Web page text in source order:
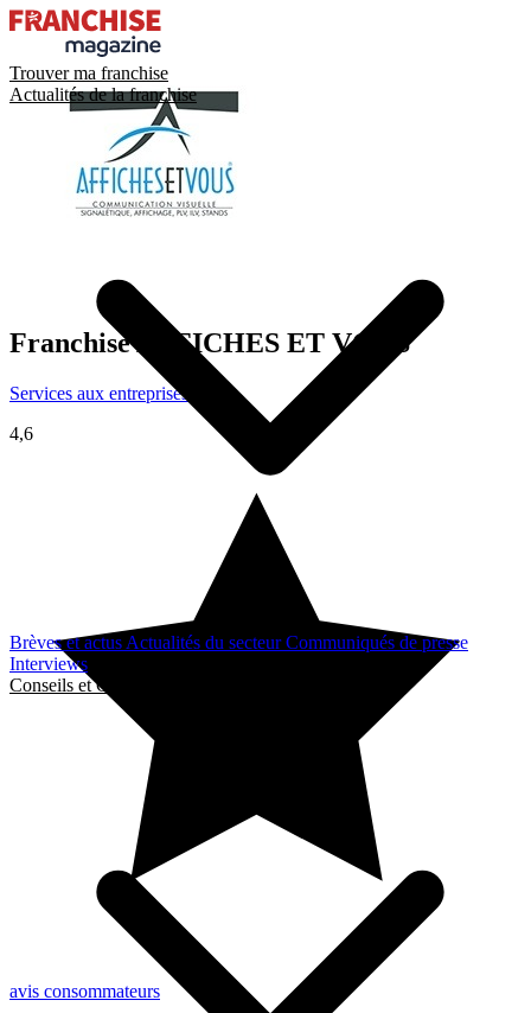
Trouver ma franchise
Actualités de la franchise
Brèves et actus Actualités du secteurCommuniqués de presse
Interviews
Conseils et Guides
FranchiseAFFICHES ET VOUS
Services aux entreprises
4,6
avis consommateurs